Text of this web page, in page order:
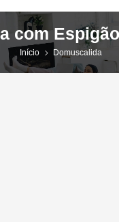
com
Início Domuscalida